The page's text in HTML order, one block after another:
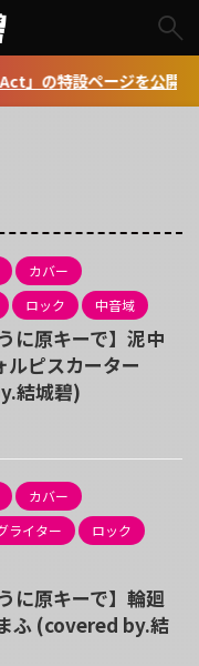
設ページを公開しまし
カバー
ロック 中音域
に原キーで】泥中
ルピスカーター
結城碧)
カバー
ライター
ロック
に原キーで】輪廻
ふ (covered by.結